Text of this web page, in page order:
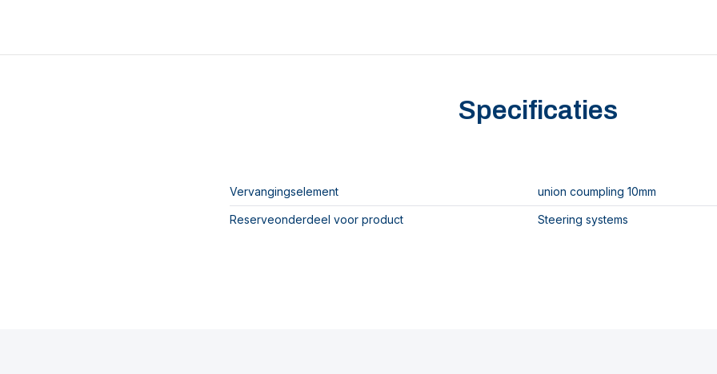
Specificaties
Vervangingselement union coumpling 10mm
Reserveonderdeel voor product Steering systems